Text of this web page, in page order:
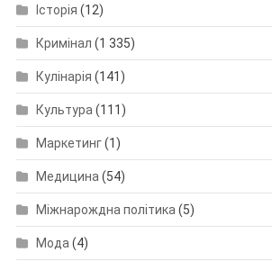
Історія (12)
Кримінал (1 335)
Кулінарія (141)
Культура (111)
Маркетинг(1)
Медицина (54)
Міжнарождна політика (5)
Мода (4)